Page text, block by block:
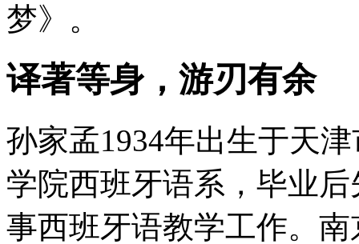
梦》。
译著等身，游刃有余
孙家孟1934年出生于天
学院西班牙语系，毕业
事西班牙语教学工作。